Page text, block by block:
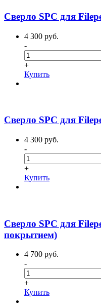
Сверло SPC для
4 300 руб.
-
+
Купить
Сверло SPC для
4 300 руб.
-
+
Купить
Сверло SPC для
покрытием)
4 700 руб.
-
+
Купить